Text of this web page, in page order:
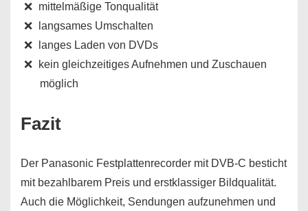
mittelmäßige Tonqualität
langsames Umschalten
langes Laden von DVDs
kein gleichzeitiges Aufnehmen und Zuschauen
möglich
Fazit
Der Panasonic Festplattenrecorder mit DVB-C besticht
mit bezahlbarem Preis und erstklassiger Bildqualität.
Auch die Möglichkeit, Sendungen aufzunehmen und